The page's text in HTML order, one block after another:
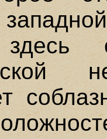
здесь